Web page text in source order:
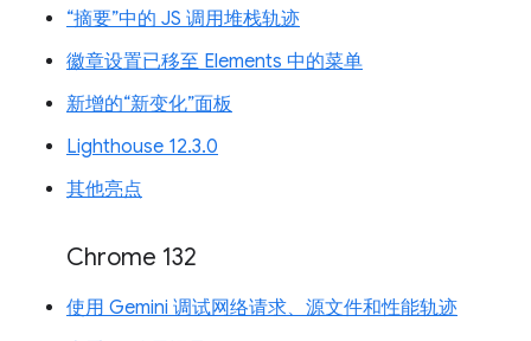
“摘要”中的 JS 调用堆栈轨迹
徽章设置已移至 Elements 中的菜单
新增的“新变化”面板
Lighthouse 12.3.0
其他亮点
Chrome 132
使用 Gemini 调试网络请求、源文件和性能轨迹